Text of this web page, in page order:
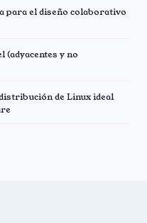
para el diseño colaborativo
(adyacentes y no
de Linux ideal